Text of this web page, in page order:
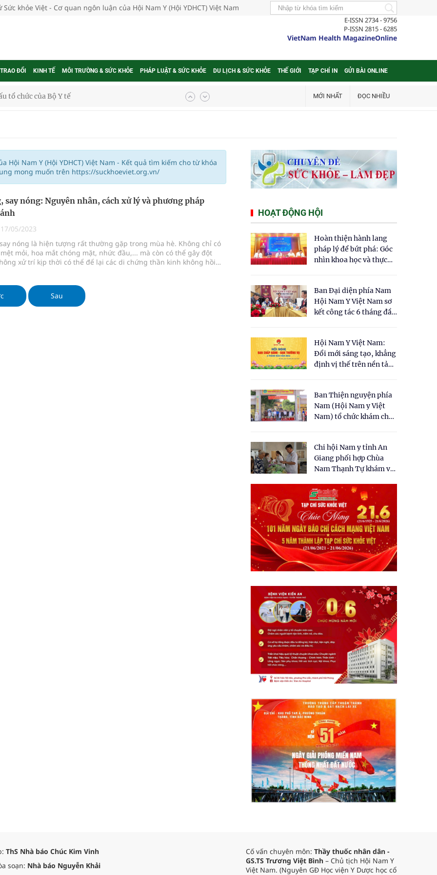
khỏe Việt - Cơ quan ngôn luận của Hội Nam Y (Hội YDHCT) Việt Nam
E-ISSN 2734 - 9756
P-ISSN 2815 - 6285
VietNam Health MagazineOnline
ĐỔI KINH TẾ MÔI TRƯỜNG & SỨC KHỎE PHÁP LUẬT & SỨC KHỎE DU LỊCH & SỨC KHỎE THẾ GIỚI TẠP CHÍ IN GỬI BÀI ONLINE
tổ chức của Bộ Y tế
tới nâng cao năng lực tự chủ
ra đột qụy
y tế
theo cách ít ai ngờ tới
triển gắn với chuyển đổi số
MỚI NHẤT ĐỌC NHIỀU
Hội Nam Y (Hội YDHCT) Việt Nam - Kết quả tìm kiếm cho từ khóa
mong muốn trên https://suckhoeviet.org.vn/
say nóng: Nguyên nhân, cách xử lý và phương pháp
17/05/2023
nóng là hiện tượng rất thường gặp trong mùa hè. Không chỉ có
mỏi, hoa mắt chóng mặt, nhức đầu,... mà còn có thể gây đột
xử trí kịp thời có thể để lại các di chứng thần kinh không hồi
Sau
HOẠT ĐỘNG HỘI
Hoàn thiện hành lang
pháp lý để bứt phá: Góc
nhìn khoa học và thực
cho Luật Y dược cổ
truyền Việt Nam"
Ban Đại diện phía Nam
Hội Nam Y Việt Nam sơ
kết công tác 6 tháng đầu
Hội Nam Y Việt Nam:
Đổi mới sáng tạo, khẳng
định vị thế trên nền tảng
Ban Thiện nguyện phía
Nam (Hội Nam y Việt
Nam) tổ chức khám chữa
dân tại xã Tân Tập
Chi hội Nam y tỉnh An
Giang phối hợp Chùa
Nam Thạnh Tự khám và
nhân dân
ThS Nhà báo Chúc Kim Vinh
soạn: Nhà báo Nguyễn Khải
Cố vấn chuyên môn: Thầy thuốc nhân dân -
GS.TS Trương Việt Bình – Chủ tịch Hội Nam Y
Việt Nam. (Nguyên GĐ Học viện Y Dược học cổ